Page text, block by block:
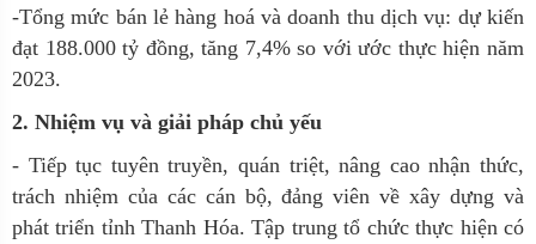
-Tổng mức bán lẻ hàng hoá và doanh thu dịch vụ: dự kiến
đạt 188.000 tỷ đồng, tăng 7,4% so với ước thực hiện năm
2023.
2. Nhiệm vụ và giải pháp chủ yếu
- Tiếp tục tuyên truyền, quán triệt, nâng cao nhận thức,
trách nhiệm của các cán bộ, đảng viên về xây dựng và
phát triển tỉnh Thanh Hóa. Tập trung tổ chức thực hiện có